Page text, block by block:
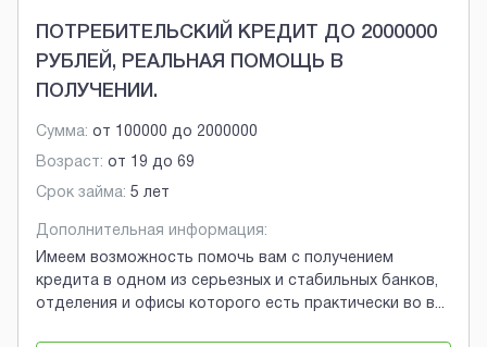
ПОТРЕБИТЕЛЬСКИЙ КРЕДИТ ДО 2000000
РУБЛЕЙ, РЕАЛЬНАЯ ПОМОЩЬ В
ПОЛУЧЕНИИ.
Сумма: от 100000 до 2000000
Возраст: от 19 до 69
Срок займа: 5 лет
Дополнительная информация:
Имеем возможность помочь вам с получением
кредита в одном из серьезных и стабильных банков,
отделения и офисы которого есть практически во в...